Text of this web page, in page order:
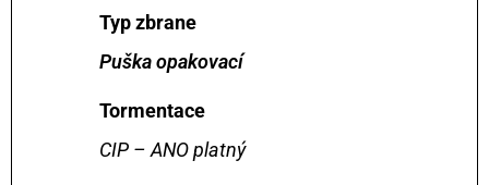
Typ zbrane
Puška opakovací
Tormentace
CIP – ANO platný